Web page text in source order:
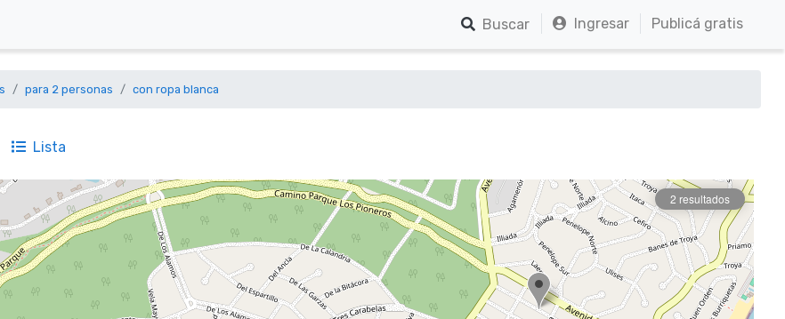
Buscar Ingresar Publicá gratis
para 2 personas con ropa blanca
Lista
2 resultados